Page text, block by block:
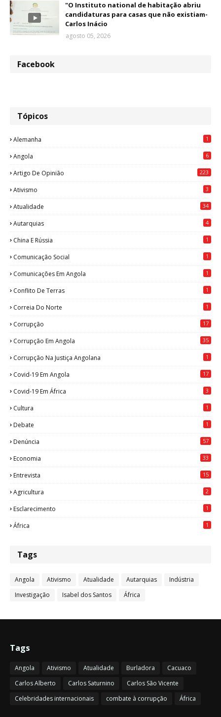
"O Instituto national de habitação abriu
candidaturas para casas que não existiam-
Carlos Inácio
agosto 05, 2026
Facebook
Tópicos
Alemanha 1
Angola 6
Artigo De Opinião 223
Ativismo 3
Atualidade 34
Autarquias 4
China E Rússia 1
Comunicação Social 1
Comunicações Em Angola 1
Conflito De Terras 1
Correia Do Norte 1
Corrupção 17
Corrupção Em Angola 35
Corrupção Na Justiça Angolana 1
Covid-19 Em Angola 17
Covid-19 Em África 3
Cultura 1
Debate 1
Denúncia 57
Economia 33
Entrevista 15
Agricultura 2
Esclarecimento 1
África 1
Tags
Angola Ativismo Atualidade Autarquias
Indústria
Investigação
Isabel dos Santos África
Tags
Angola Ativismo Atualidade Burladora
Cacuaco
Carlos Alberto
Carlos Saturnino
Carlos São Vicente
Celebridades internacionais
combate à corrupção África